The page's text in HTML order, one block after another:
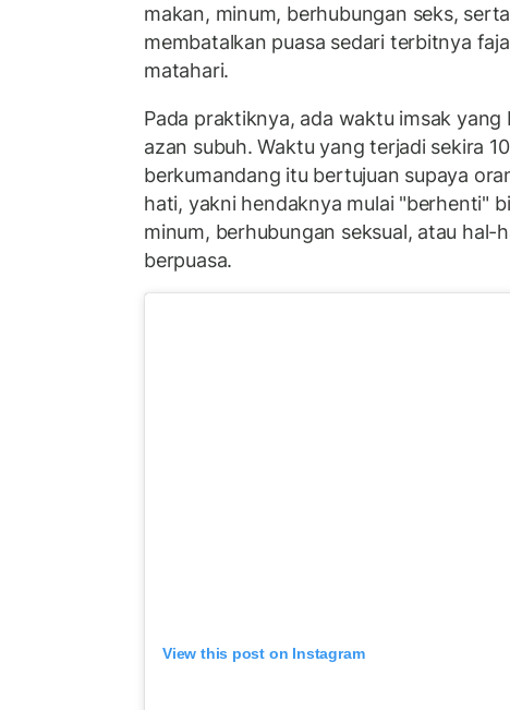
makan, minum, berhubungan seks,
membatalkan puasa sedari terbitnya
matahari.
Pada praktiknya, ada waktu imsak yang
azan subuh. Waktu yang terjadi sekira
berkumandang itu bertujuan supaya
hati, yakni hendaknya mulai "berhenti"
minum, berhubungan seksual, atau hal-
berpuasa.
View this post on Instagram